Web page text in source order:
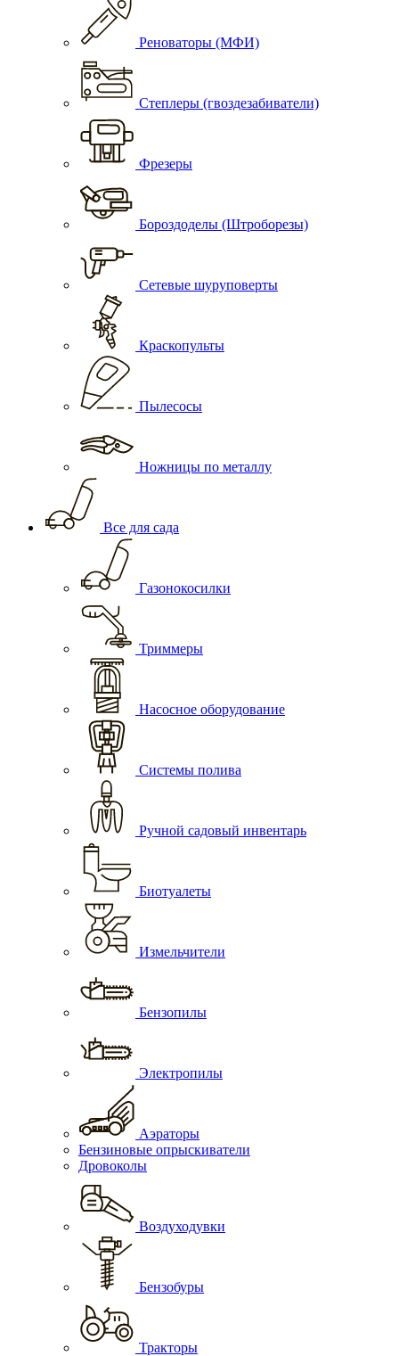
Реноваторы (МФИ)
Степлеры (гвоздезабиватели)
Фрезеры
Бороздоделы (Штроборезы)
Сетевые шуруповерты
Краскопульты
Пылесосы
Ножницы по металлу
Все для сада
Газонокосилки
Триммеры
Насосное оборудование
Системы полива
Ручной садовый инвентарь
Биотуалеты
Измельчители
Бензопилы
Электропилы
Аэраторы
Бензиновые опрыскиватели
Дровоколы
Воздуходувки
Бензобуры
Тракторы